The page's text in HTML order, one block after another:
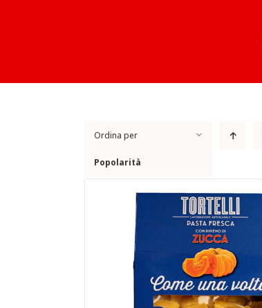
Ordina per
Popolarità